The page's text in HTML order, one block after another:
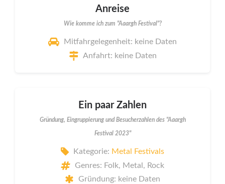
Anreise
Wie komme ich zum "Aaargh Festival"?
Mitfahrgelegenheit: keine Daten
Anfahrt: keine Daten
Ein paar Zahlen
Gründung, Eingruppierung und Besucherzahlen des "Aaargh
Festival 2023"
Kategorie: Metal Festivals
Genres: Folk, Metal, Rock
Gründung: keine Daten